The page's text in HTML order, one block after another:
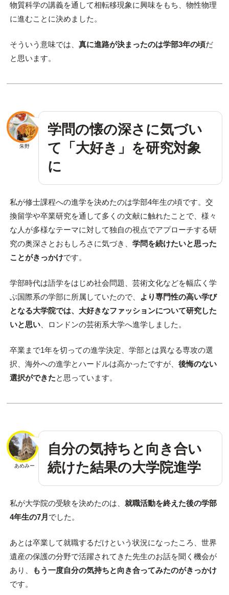
物質科学の講義を通して相転移現象に興味をもち、物性物理
に進むことに決めました。
そういう意味では、 真に進路が決まったのは学部3年の頃だ
と思います。
朱野
学問の懐の深さに気づい
て「大好き」を研究対象
に
私が修士課程への進学を決めたのは学部4年生の頃です。交
換留学や卒業研究を通して多くの文献に触れたことで、様々
な人が多様なテーマに対して独自の視点でアプローチする研
究の奥深さとおもしろさに気づき、 学問を続けたいと思った
ことがきっかけです。
学部時代は語学をはじめ社会問題、芸術文化などを幅広く学
ぶ国際系の学部に所属していたので、
より専門性の高い学び
となる大学院では、大好きなファッションについて研究した
いと思い、ロンドンの芸術系大学へ進学しました。
卒業まで1年を切っての進学決定、学部とは異なる専攻の選
択、海外への進学とハードルは高かったですが、 後悔のない
選択ができたと思っています。
あめみー
自分の気持ちと向き合い
続けた結果の大学院進学
私が大学院の受験を決めたのは、 就職活動を終えた後の学部
4年生の7月 でした。
あとは卒業して就職するだけという状況になったころ、世界
遺産の保護の分野で活躍されてきた先生のお話を聞く機会が
あり、
もう一度自分の気持ちと向き合ってみたのがきっかけ
です。